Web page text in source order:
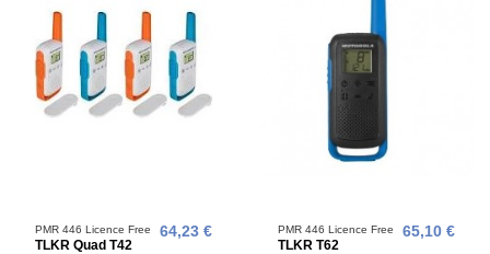
PMR 446 Licence Free
TLKR Quad T42
64,23 € PMR 446 Licence Free
TLKR T62
65,10 €